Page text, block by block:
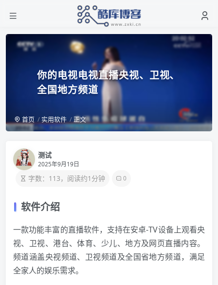
你的电视电视直播央视、卫视、
全国地方频道
首页 实用软件 正文
测试
2025年9月19日
字数：113，阅读约1分钟 0
软件介绍
一款功能丰富的直播软件，支持在安卓-TV设备上观看央
视、卫视、港台、体育、少儿、地方及网页直播内容。
频道涵盖央视频道、卫视频道及全国省地方频道，满足
全家人的娱乐需求。